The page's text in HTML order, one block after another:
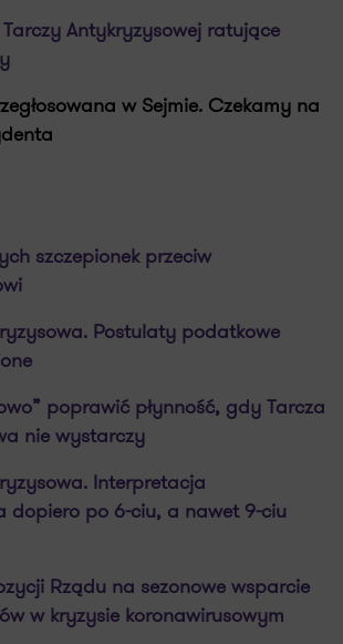
Antykryzysowej ratujące
w Sejmie. Czekamy na
szczepionek przeciw
Postulaty podatkowe
poprawić płynność, gdy Tarcza
nie wystarczy
Interpretacja
dopiero po 6-ciu, a nawet 9-ciu
Rządu na sezonowe wsparcie
w kryzysie koronawirusowym